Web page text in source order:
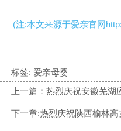
(注:本文来源于爱亲官网
标签: 爱亲母婴